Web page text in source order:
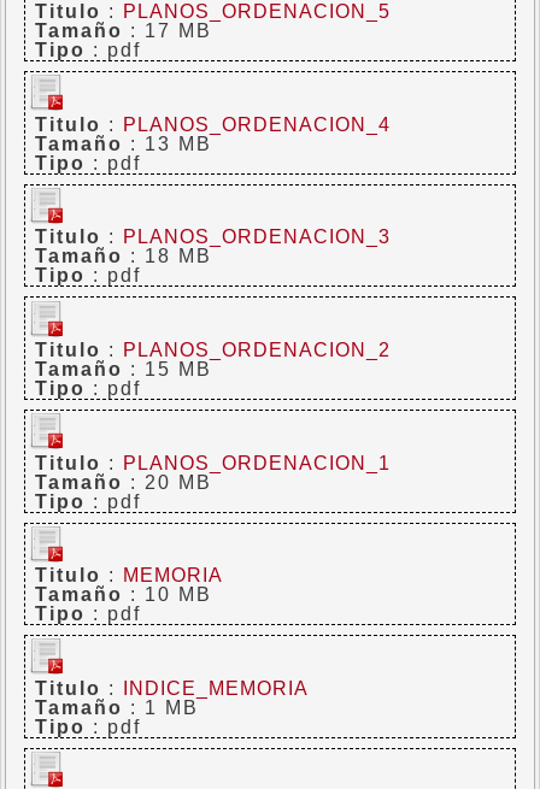
Titulo :
PLANOS_ORDENACION_5
Tamaño : 17 MB
Tipo : pdf
Titulo :
PLANOS_ORDENACION_4
Tamaño : 13 MB
Tipo : pdf
Titulo :
PLANOS_ORDENACION_3
Tamaño : 18 MB
Tipo : pdf
Titulo :
PLANOS_ORDENACION_2
Tamaño : 15 MB
Tipo : pdf
Titulo :
PLANOS_ORDENACION_1
Tamaño : 20 MB
Tipo : pdf
Titulo :
MEMORIA
Tamaño : 10 MB
Tipo : pdf
Titulo :
INDICE_MEMORIA
Tamaño : 1 MB
Tipo : pdf